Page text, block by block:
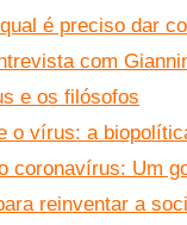
é preciso dar
com
e os filósofos
o vírus: a
coronavírus: Um
reinventar a